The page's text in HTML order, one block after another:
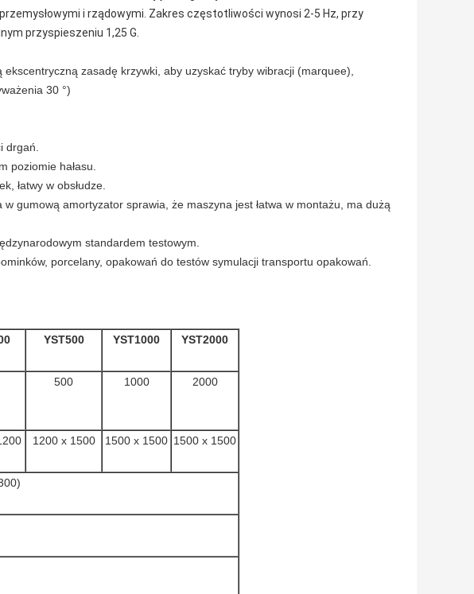
przemysłowymi i rządowymi. Zakres częstotliwości wynosi 2-5 Hz, przy
przyspieszeniu 1,25 G.
zasadę krzywki, aby uzyskać tryby wibracji (marquee),
30 °)
drgań.
poziomie hałasu.
łatwy w obsłudze.
gumową amortyzator sprawia, że ​​maszyna jest łatwa w montażu, ma dużą
standardem testowym.
porcelany, opakowań do testów symulacji transportu opakowań.
YST500 YST1000 YST2000
500 1000 2000
1200 x 1500 1500 x 1500 1500 x 1500